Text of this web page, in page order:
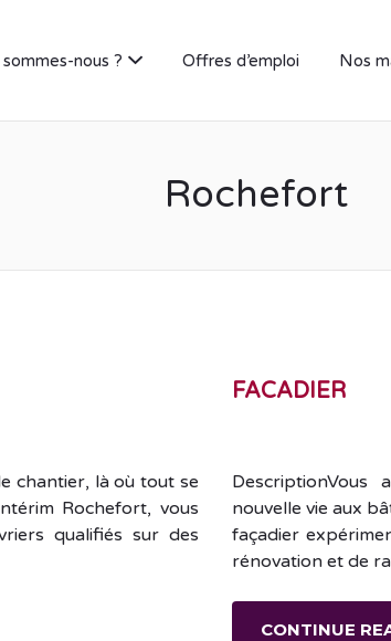
sommes-nous ? Offres d’emploi Nos
Rochefort
chantier, là où tout se
Rochefort, vous
qualifiés sur des
FACADIER
nouvelle vie aux
façadier
rénovation et de
CONTINUE